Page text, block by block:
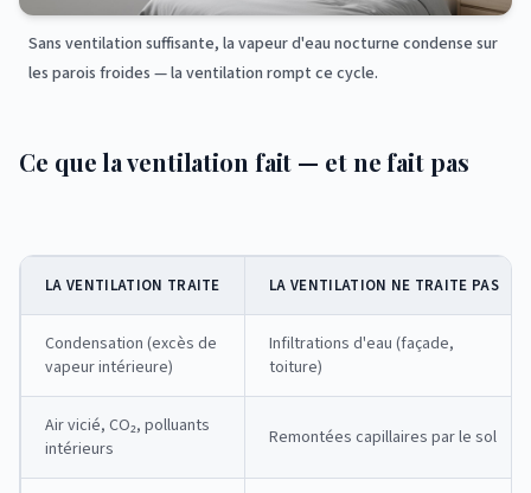
Sans ventilation suffisante, la vapeur d'eau nocturne condense sur
les parois froides — la ventilation rompt ce cycle.
Ce que la ventilation fait — et ne fait pas
LA VENTILATION TRAITE LA VENTILATION NE TRAITE PAS
Condensation (excès de
vapeur intérieure)
Infiltrations d'eau (façade,
toiture)
Air vicié, CO₂, polluants
intérieurs
Remontées capillaires par le sol